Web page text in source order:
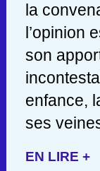
la
l’opinion
son
enfance,
ses
EN LIRE +